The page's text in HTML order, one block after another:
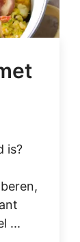
is?
...